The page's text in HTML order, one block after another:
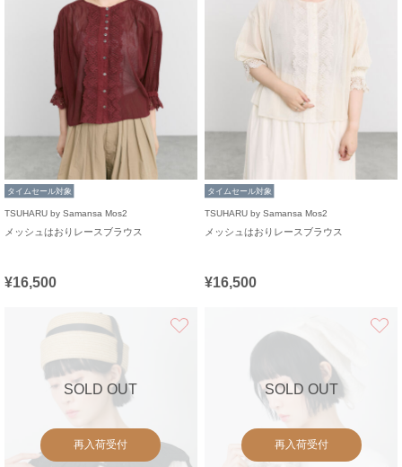
タイムセール対象
TSUHARU by Samansa Mos2
メッシュはおりレースブラウス
¥16,500
タイムセール対象
TSUHARU by Samansa Mos2
メッシュはおりレースブラウス
¥16,500
SOLD OUT
再入荷受付
SOLD OUT
再入荷受付